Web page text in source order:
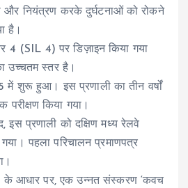
और नियंत्रण करके दुर्घटनाओं को रोकने
है।
4 (SIL 4) पर डिज़ाइन किया गया
उच्चतम स्तर है।
में शुरू हुआ। इस प्रणाली का तीन वर्षों
किया गया।
इस प्रणाली को दक्षिण मध्य रेलवे
पहला परिचालन प्रमाणपत्र
के आधार पर, एक उन्नत संस्करण ‘कवच